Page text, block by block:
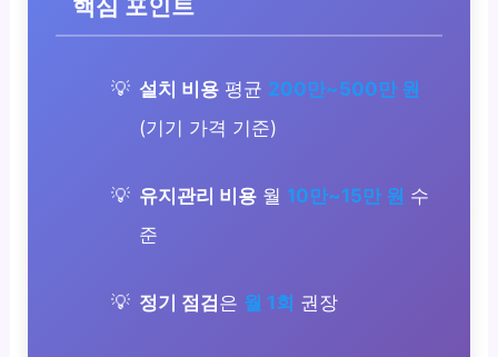
설치 비용평균 200만~500만 원
(기기 가격 기준)
유지관리 비용월 10만~15만 원 수
준
정기 점검은 월 1회 권장